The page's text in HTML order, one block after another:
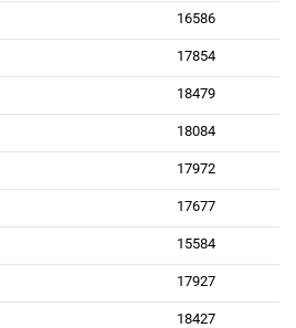
16586
17854
18479
18084
17972
17677
15584
17927
18427